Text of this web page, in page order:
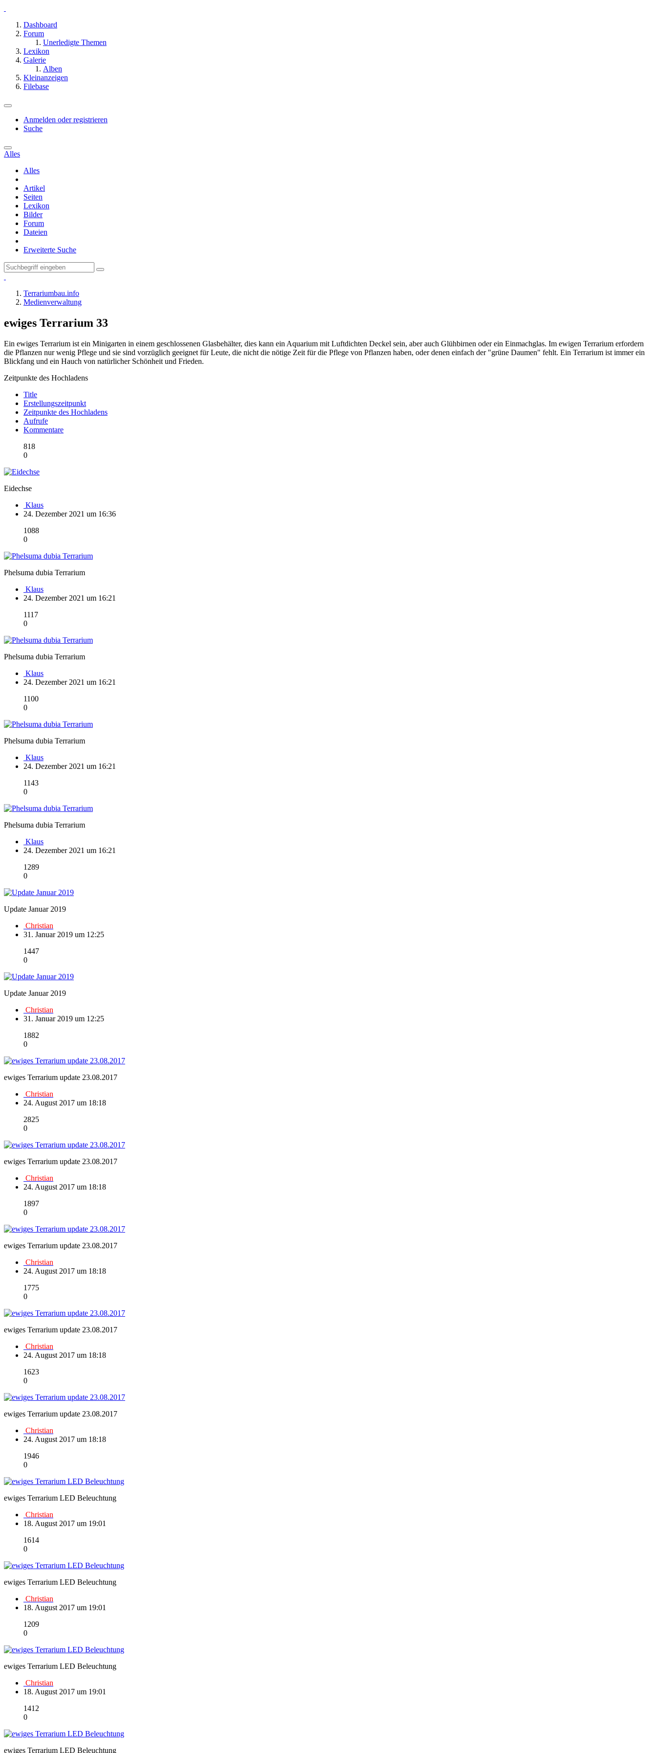
Dashboard
Forum
Unerledigte Themen
Lexikon
Galerie
Alben
Kleinanzeigen
Filebase
Anmelden oder registrieren
Suche
Alles
Alles
Artikel
Seiten
Lexikon
Bilder
Forum
Dateien
Erweiterte Suche
Terrariumbau.info
Medienverwaltung
ewiges Terrarium 33
Ein ewiges Terrarium ist ein Minigarten in einem geschlossenen Glasbehälter, dies kann ein Aquarium mit Luftdichten Deckel sein, aber auch Glühbirnen oder ein Einmachglas. Im ewigen Terrarium erfordern
die Pflanzen nur wenig Pflege und sie sind vorzüglich geeignet für Leute, die nicht die nötige Zeit für die Pflege von Pflanzen haben, oder denen einfach der "grüne Daumen" fehlt. Ein Terrarium ist immer ein
Blickfang und ein Hauch von natürlicher Schönheit und Frieden.
Zeitpunkte des Hochladens
Title
Erstellungszeitpunkt
Zeitpunkte des Hochladens
Aufrufe
Kommentare
818
0
Eidechse
Klaus
24. Dezember 2021 um 16:36
1088
0
Phelsuma dubia Terrarium
Klaus
24. Dezember 2021 um 16:21
1117
0
Phelsuma dubia Terrarium
Klaus
24. Dezember 2021 um 16:21
1100
0
Phelsuma dubia Terrarium
Klaus
24. Dezember 2021 um 16:21
1143
0
Phelsuma dubia Terrarium
Klaus
24. Dezember 2021 um 16:21
1289
0
Update Januar 2019
Christian
31. Januar 2019 um 12:25
1447
0
Update Januar 2019
Christian
31. Januar 2019 um 12:25
1882
0
ewiges Terrarium update 23.08.2017
Christian
24. August 2017 um 18:18
2825
0
ewiges Terrarium update 23.08.2017
Christian
24. August 2017 um 18:18
1897
0
ewiges Terrarium update 23.08.2017
Christian
24. August 2017 um 18:18
1775
0
ewiges Terrarium update 23.08.2017
Christian
24. August 2017 um 18:18
1623
0
ewiges Terrarium update 23.08.2017
Christian
24. August 2017 um 18:18
1946
0
ewiges Terrarium LED Beleuchtung
Christian
18. August 2017 um 19:01
1614
0
ewiges Terrarium LED Beleuchtung
Christian
18. August 2017 um 19:01
1209
0
ewiges Terrarium LED Beleuchtung
Christian
18. August 2017 um 19:01
1412
0
ewiges Terrarium LED Beleuchtung